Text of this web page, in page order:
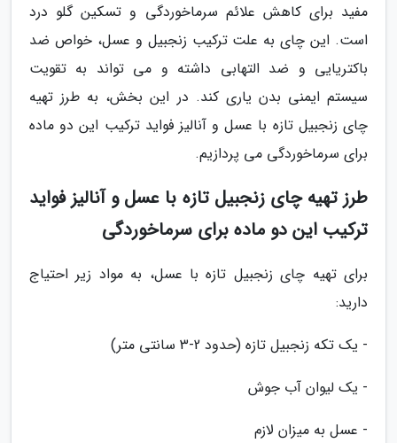
مفید برای کاهش علائم سرماخوردگی و تسکین گلو درد
است. این چای به علت ترکیب زنجبیل و عسل، خواص ضد
باکتریایی و ضد التهابی داشته و می تواند به تقویت
سیستم ایمنی بدن یاری کند. در این بخش، به طرز تهیه
چای زنجبیل تازه با عسل و آنالیز فواید ترکیب این دو ماده
برای سرماخوردگی می پردازیم.
طرز تهیه چای زنجبیل تازه با عسل و آنالیز فواید
ترکیب این دو ماده برای سرماخوردگی
برای تهیه چای زنجبیل تازه با عسل، به مواد زیر احتیاج
دارید:
- یک تکه زنجبیل تازه (حدود 2-3 سانتی متر)
- یک لیوان آب جوش
- عسل به میزان لازم